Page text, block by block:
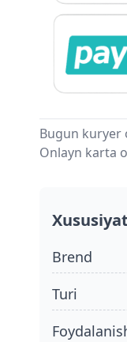
Bugun kuryer
Onlayn karta
Brend
turi